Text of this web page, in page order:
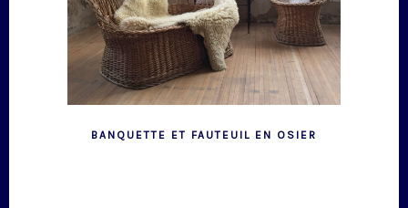
BANQUETTE ET FAUTEUIL EN OSIER